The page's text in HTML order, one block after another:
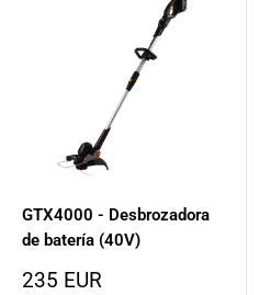
GTX4000 - Desbrozadora
de batería (40V)
Precio
235 EUR